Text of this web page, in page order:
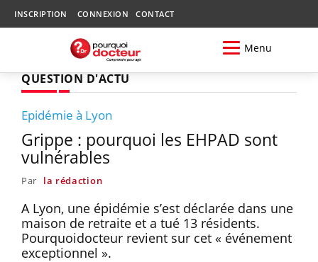
INSCRIPTION CONNEXION CONTACT
Menu
QUESTION D'ACTU
Epidémie à Lyon
Grippe : pourquoi les EHPAD sont
vulnérables
Par la rédaction
A Lyon, une épidémie s’est déclarée dans une
maison de retraite et a tué 13 résidents.
Pourquoidocteur revient sur cet « événement
exceptionnel ».